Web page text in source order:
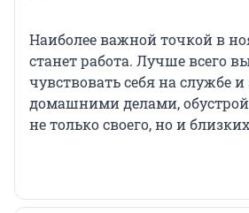
Наиболее важной точкой в
станет работа. Лучше всего
чувствовать себя на службе
домашними делами,
не только своего, но и